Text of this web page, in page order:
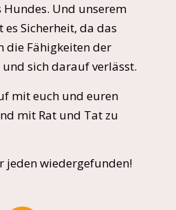
Und unserem
Sicherheit, da das
die Fähigkeiten der
sich darauf verlässt.
mit euch und euren
mit Rat und Tat zu
jeden wiedergefunden!